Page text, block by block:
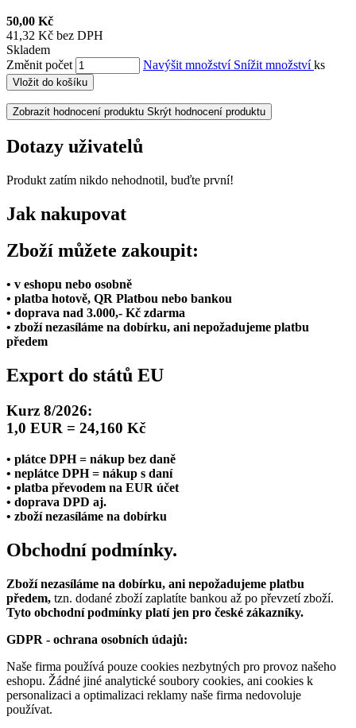
50,00 Kč
41,32 Kč bez DPH
Skladem
Změnit počet
Navýšit množství Snížit množstvíks
Vložit do košíku
Zobrazit hodnocení produktu Skrýt hodnocení produktu
Dotazy uživatelů
Produkt zatím nikdo nehodnotil, buďte první!
Jak nakupovat
Zboží můžete zakoupit:
• v eshopu nebo osobně
• platba hotově, QR Platbou nebo bankou
• doprava nad 3.000,- Kč zdarma
• zboží nezasíláme na dobírku, ani nepožadujeme platbu
předem
Export do států EU
Kurz 8/2026:
1,0 EUR = 24,160 Kč
• plátce DPH = nákup bez daně
• neplátce DPH = nákup s daní
• platba převodem na EUR účet
• doprava DPD aj.
• zboží nezasíláme na dobírku
Obchodní podmínky.
Zboží nezasíláme na dobírku, ani nepožadujeme platbu
předem, tzn. dodané zboží zaplatíte bankou až po převzetí zboží.
Tyto obchodní podmínky platí jen pro české zákazníky.
GDPR - ochrana osobních údajů:
Naše firma používá pouze cookies nezbytných pro provoz našeho
eshopu. Žádné jiné analytické soubory cookies, ani cookies k
personalizaci a optimalizaci reklamy naše firma nedovoluje
používat.